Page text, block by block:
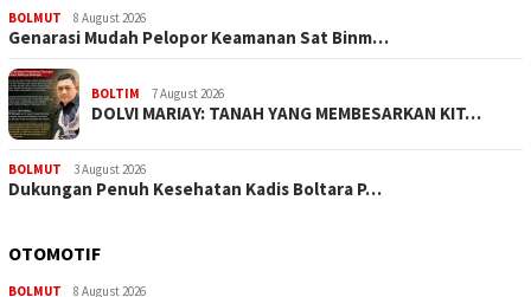
BOLMUT 8 August 2026
Genarasi Mudah Pelopor Keamanan Sat Binm…
BOLTIM 7 August 2026
DOLVI MARIAY: TANAH YANG MEMBESARKAN KIT…
BOLMUT 3 August 2026
Dukungan Penuh Kesehatan Kadis Boltara P…
OTOMOTIF
BOLMUT 8 August 2026